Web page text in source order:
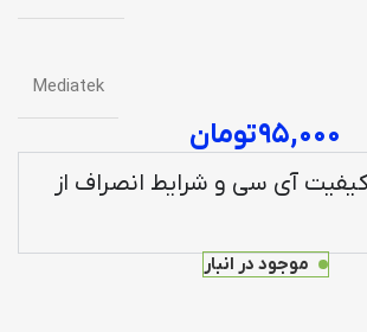
Mediatek
۹۵,۰۰۰تومان
آی سی و شرایط انصراف از
موجود در انبار